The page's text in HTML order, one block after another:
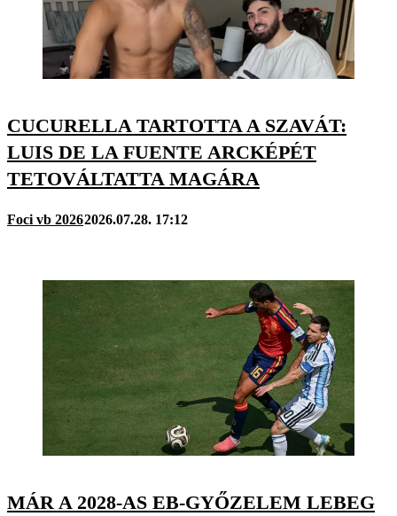
CUCURELLA TARTOTTA A SZAVÁT:
LUIS DE LA FUENTE ARCKÉPÉT
TETOVÁLTATTA MAGÁRA
Foci vb 20262026.07.28. 17:12
MÁR A 2028-AS EB-GYŐZELEM LEBEG